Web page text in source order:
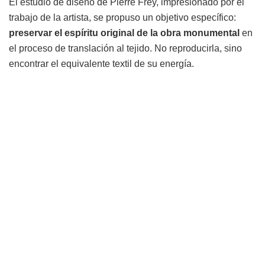
trabajo de la artista, se propuso un objetivo específico:
preservar el espíritu original de la obra monumental en
el proceso de translación al tejido. No reproducirla, sino
encontrar el equivalente textil de su energía.